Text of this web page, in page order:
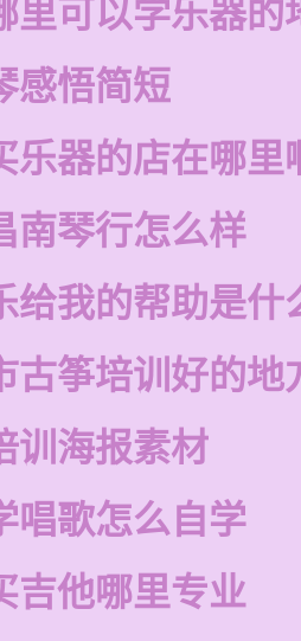
里可以学乐器的
感悟简短
乐器的店在哪里
南琴行怎么样
给我的帮助是什
古筝培训好的地
训海报素材
唱歌怎么自学
吉他哪里专业